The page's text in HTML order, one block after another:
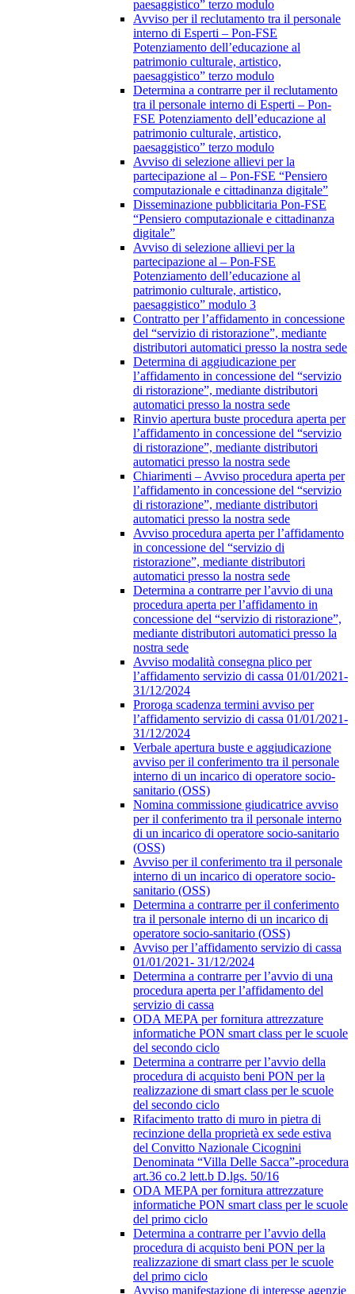
paesaggistico” terzo modulo
Avviso per il reclutamento tra il personale
interno di Esperti – Pon-FSE
Potenziamento dell’educazione al
patrimonio culturale, artistico,
paesaggistico” terzo modulo
Determina a contrarre per il reclutamento
tra il personale interno di Esperti – Pon-
FSE Potenziamento dell’educazione al
patrimonio culturale, artistico,
paesaggistico” terzo modulo
Avviso di selezione allievi per la
partecipazione al – Pon-FSE “Pensiero
computazionale e cittadinanza digitale”
Disseminazione pubblicitaria Pon-FSE
“Pensiero computazionale e cittadinanza
digitale”
Avviso di selezione allievi per la
partecipazione al – Pon-FSE
Potenziamento dell’educazione al
patrimonio culturale, artistico,
paesaggistico” modulo 3
Contratto per l’affidamento in concessione
del “servizio di ristorazione”, mediante
distributori automatici presso la nostra sede
Determina di aggiudicazione per
l’affidamento in concessione del “servizio
di ristorazione”, mediante distributori
automatici presso la nostra sede
Rinvio apertura buste procedura aperta per
l’affidamento in concessione del “servizio
di ristorazione”, mediante distributori
automatici presso la nostra sede
Chiarimenti – Avviso procedura aperta per
l’affidamento in concessione del “servizio
di ristorazione”, mediante distributori
automatici presso la nostra sede
Avviso procedura aperta per l’affidamento
in concessione del “servizio di
ristorazione”, mediante distributori
automatici presso la nostra sede
Determina a contrarre per l’avvio di una
procedura aperta per l’affidamento in
concessione del “servizio di ristorazione”,
mediante distributori automatici presso la
nostra sede
Avviso modalità consegna plico per
l’affidamento servizio di cassa 01/01/2021-
31/12/2024
Proroga scadenza termini avviso per
l’affidamento servizio di cassa 01/01/2021-
31/12/2024
Verbale apertura buste e aggiudicazione
avviso per il conferimento tra il personale
interno di un incarico di operatore socio-
sanitario (OSS)
Nomina commissione giudicatrice avviso
per il conferimento tra il personale interno
di un incarico di operatore socio-sanitario
(OSS)
Avviso per il conferimento tra il personale
interno di un incarico di operatore socio-
sanitario (OSS)
Determina a contrarre per il conferimento
tra il personale interno di un incarico di
operatore socio-sanitario (OSS)
Avviso per l’affidamento servizio di cassa
01/01/2021- 31/12/2024
Determina a contrarre per l’avvio di una
procedura aperta per l’affidamento del
servizio di cassa
ODA MEPA per fornitura attrezzature
informatiche PON smart class per le scuole
del secondo ciclo
Determina a contrarre per l’avvio della
procedura di acquisto beni PON per la
realizzazione di smart class per le scuole
del secondo ciclo
Rifacimento tratto di muro in pietra di
recinzione della proprietà ex sede estiva
del Convitto Nazionale Cicognini
Denominata “Villa Delle Sacca”-procedura
art.36 co.2 lett.b D.lgs. 50/16
ODA MEPA per fornitura attrezzature
informatiche PON smart class per le scuole
del primo ciclo
Determina a contrarre per l’avvio della
procedura di acquisto beni PON per la
realizzazione di smart class per le scuole
del primo ciclo
Avviso manifestazione di interesse agenzie